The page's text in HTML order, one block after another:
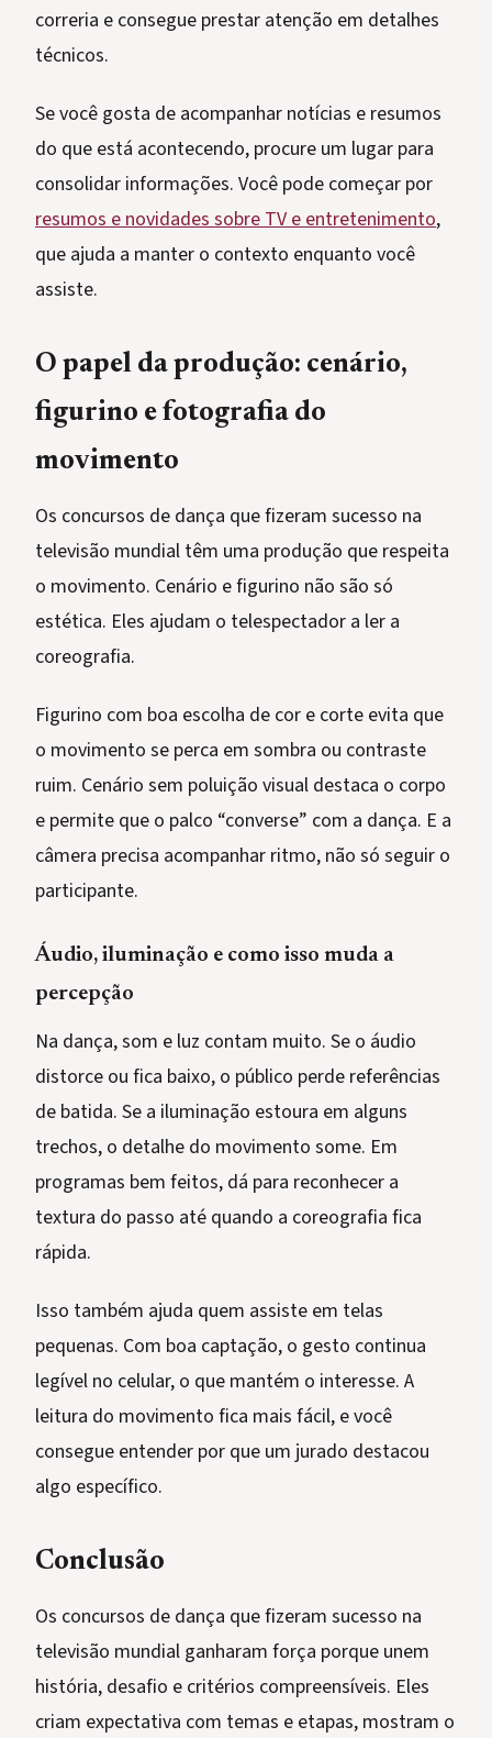
correria e consegue prestar atenção em detalhes
técnicos.
Se você gosta de acompanhar notícias e resumos
do que está acontecendo, procure um lugar para
consolidar informações. Você pode começar por
resumos e novidades sobre TV e entretenimento,
que ajuda a manter o contexto enquanto você
assiste.
O papel da produção: cenário,
figurino e fotografia do
movimento
Os concursos de dança que fizeram sucesso na
televisão mundial têm uma produção que respeita
o movimento. Cenário e figurino não são só
estética. Eles ajudam o telespectador a ler a
coreografia.
Figurino com boa escolha de cor e corte evita que
o movimento se perca em sombra ou contraste
ruim. Cenário sem poluição visual destaca o corpo
e permite que o palco “converse” com a dança. E a
câmera precisa acompanhar ritmo, não só seguir o
participante.
Áudio, iluminação e como isso muda a
percepção
Na dança, som e luz contam muito. Se o áudio
distorce ou fica baixo, o público perde referências
de batida. Se a iluminação estoura em alguns
trechos, o detalhe do movimento some. Em
programas bem feitos, dá para reconhecer a
textura do passo até quando a coreografia fica
rápida.
Isso também ajuda quem assiste em telas
pequenas. Com boa captação, o gesto continua
legível no celular, o que mantém o interesse. A
leitura do movimento fica mais fácil, e você
consegue entender por que um jurado destacou
algo específico.
Conclusão
Os concursos de dança que fizeram sucesso na
televisão mundial ganharam força porque unem
história, desafio e critérios compreensíveis. Eles
criam expectativa com temas e etapas, mostram o